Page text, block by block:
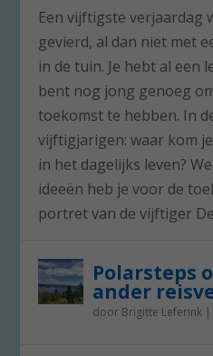
Een vijftigste verjaardag
gevierd, al dan niet met
in de tuin. Je hebt al een
bent nog jong genoeg
toekomst te hebben. In
vijftigjarigen: waar kom
in het dagelijks leven?
ideeën heb je voor de
portret van de vijftiger
Polarsteps
ander
door Brigitte Leferink |